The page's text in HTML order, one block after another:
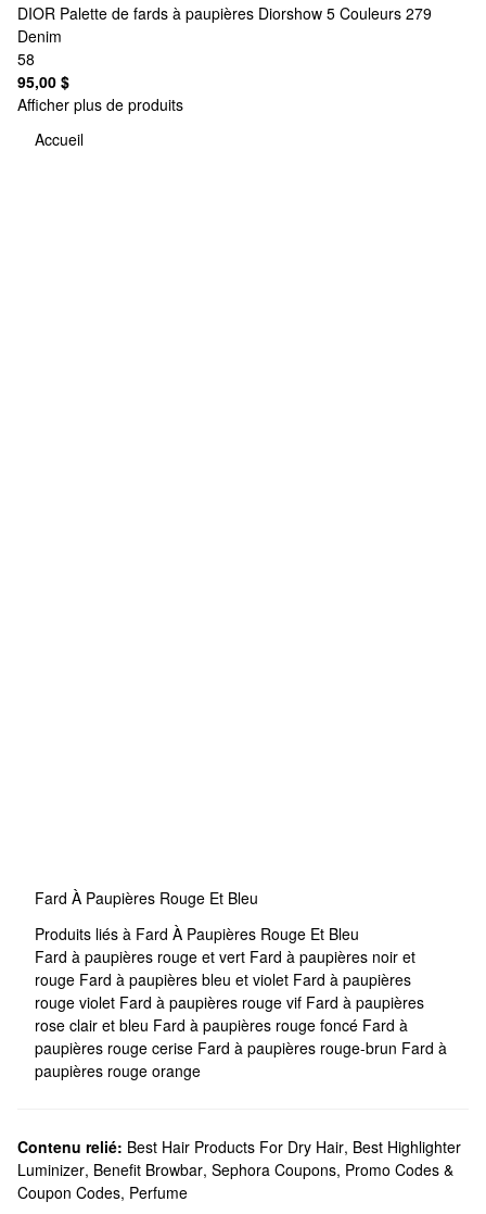
DIOR Palette de fards à paupières Diorshow 5 Couleurs 279
Denim
58
95,00 $
Afficher plus de produits
Accueil
Fard À Paupières Rouge Et Bleu
Produits liés à Fard À Paupières Rouge Et Bleu
Fard à paupières rouge et vert Fard à paupières noir et
rouge Fard à paupières bleu et violet Fard à paupières
rouge violet Fard à paupières rouge vif Fard à paupières
rose clair et bleu Fard à paupières rouge foncé Fard à
paupières rouge cerise Fard à paupières rouge-brun Fard à
paupières rouge orange
Contenu relié: Best Hair Products For Dry Hair, Best Highlighter
Luminizer, Benefit Browbar, Sephora Coupons, Promo Codes &
Coupon Codes, Perfume